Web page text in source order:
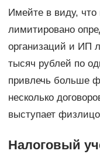
Имейте в виду,
лимитировано
организаций и ИП
тысяч рублей по
привлечь больше
несколько
выступает
Налоговый